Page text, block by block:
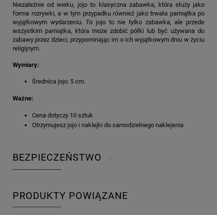
Niezależnie od wieku, jojo to klasyczna zabawka, która służy jako
forma rozrywki, a w tym przypadku również jako trwała pamiątka po
wyjątkowym wydarzeniu. To jojo to nie tylko zabawka, ale przede
wszystkim pamiątka, która może zdobić półki lub być używana do
zabawy przez dzieci, przypominając im o ich wyjątkowym dniu w życiu
religijnym.
Wymiary:
Średnica jojo: 5 cm.
Ważne:
Cena dotyczy 10 sztuk
Otrzymujesz jojo i naklejki do samodzielnego naklejenia
BEZPIECZEŃSTWO ↓
PRODUKTY POWIĄZANE